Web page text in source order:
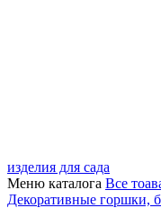
изделия для сада
Меню каталога Все
Декоративные горшки,